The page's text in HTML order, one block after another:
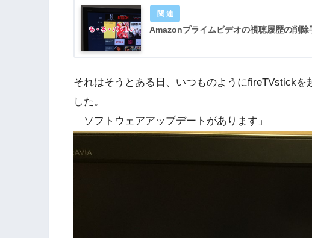
Amazonプライムビデオの視聴履歴の削除
それはそうとある日、いつものようにfireTVstickを
した。
「ソフトウェアアップデートがあります」